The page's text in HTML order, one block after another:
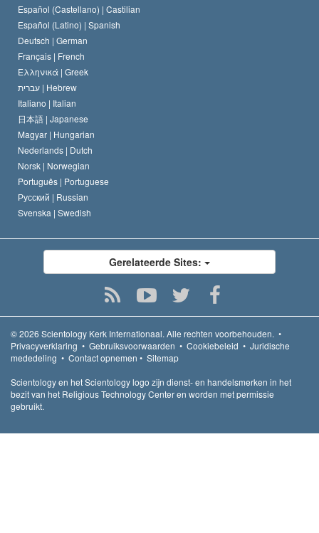
David Miscavige
Español (Castellano) | Castilian
Español (Latino) | Spanish
Deutsch | German
Français | French
Ελληνικά | Greek
עברית | Hebrew
Italiano | Italian
日本語 | Japanese
Magyar | Hungarian
Nederlands | Dutch
Norsk | Norwegian
Português | Portuguese
Русский | Russian
Svenska | Swedish
Gerelateerde Sites:
© 2026 Scientology Kerk Internationaal. Alle rechten voorbehouden. •
Privacyverklaring • Gebruiksvoorwaarden • Cookiebeleid • Juridische
mededeling • Contact opnemen • Sitemap
Scientology en het Scientology logo zijn dienst- en handelsmerken in het
bezit van het Religious Technology Center en worden met permissie
gebruikt.